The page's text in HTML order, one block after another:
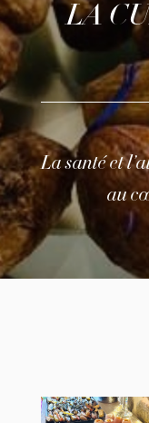
LA
La santé et
au